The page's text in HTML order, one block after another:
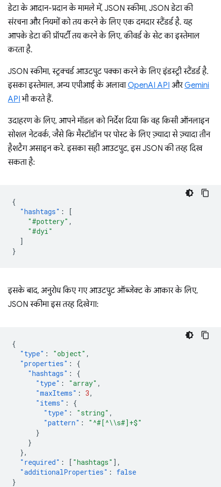
डेटा के आदान-प्रदान के मामले में, JSON स्कीमा, JSON डेटा की
संरचना और नियमों को तय करने के लिए एक दमदार स्टैंडर्ड है. यह
आपके डेटा की प्रॉपर्टी तय करने के लिए, कीवर्ड के सेट का इस्तेमाल
करता है.
JSON स्कीमा, स्ट्रक्चर्ड आउटपुट पक्का करने के लिए इंडस्ट्री स्टैंडर्ड है.
इसका इस्तेमाल, अन्य एपीआई के अलावाOpenAI API औरGemini
API भी करते हैं.
उदाहरण के लिए, आपने मॉडल को निर्देश दिया कि वह किसी ऑनलाइन
सोशल नेटवर्क, जैसे कि मैस्टॉडॉन पर पोस्ट के लिए ज़्यादा से ज़्यादा तीन
हैशटैग असाइन करे. इसका सही आउटपुट, इस JSON की तरह दिख
सकता है:
{
"hashtags" :
[
"#pottery" ,
"#dyi"
]
}
इसके बाद, अनुरोध किए गए आउटपुट ऑब्जेक्ट के आकार के लिए,
JSON स्कीमा इस तरह दिखेगा:
{
"type" : "object" ,
"properties" :
{
"hashtags" :
{
"type" : "array" ,
"maxItems" : 3,
"items" :
{
"type" : "string" ,
"pattern" :
"^#[^\\s#]+$"
}
}
},
"required" : [ "hashtags" ],
"additionalProperties" :
false
}